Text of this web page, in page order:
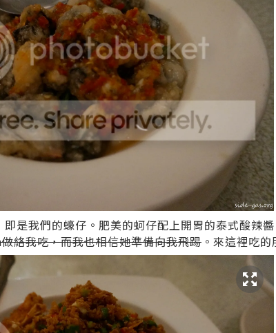
是我們的蠔仔。肥美的蚵仔配上開胃的泰式酸辣
絡我吃，而我也相信她準備向我飛踢 。來這裡吃